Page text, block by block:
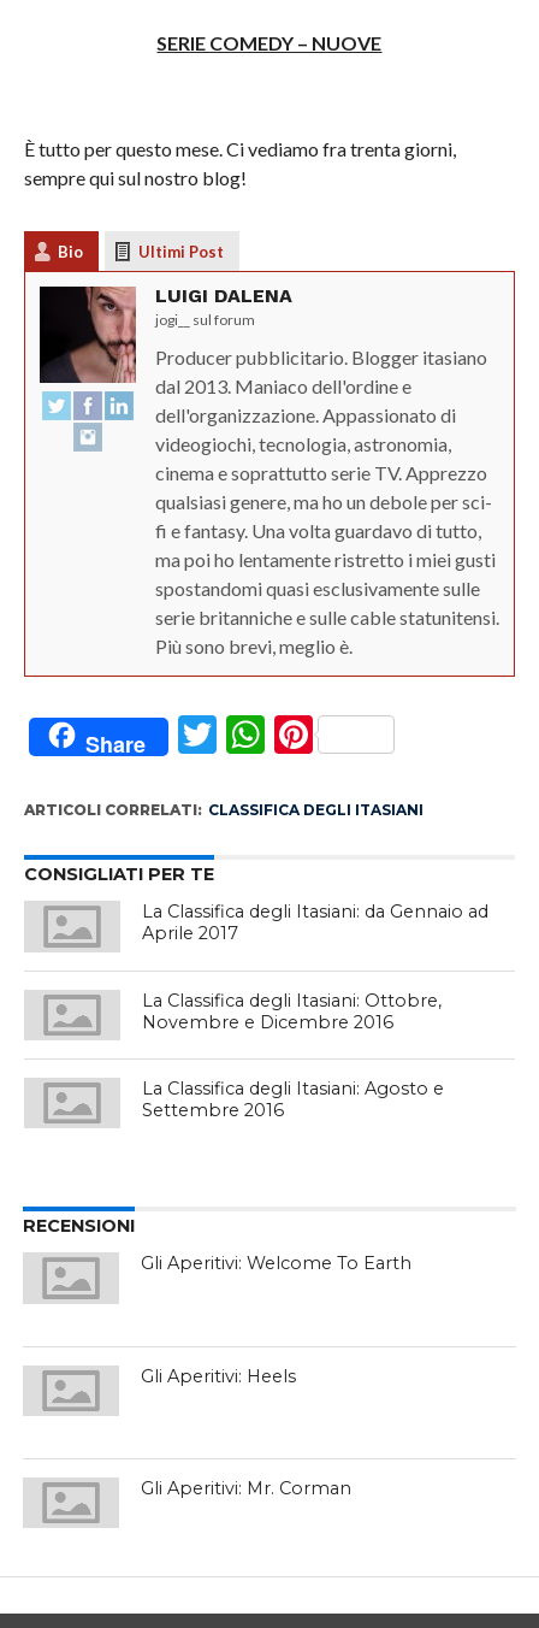
SERIE COMEDY – NUOVE
È tutto per questo mese. Ci vediamo fra trenta giorni,
sempre qui sul nostro blog!
Bio Ultimi Post
LUIGI DALENA
jogi__ sul forum
Producer pubblicitario. Blogger itasiano
dal 2013. Maniaco dell'ordine e
dell'organizzazione. Appassionato di
videogiochi, tecnologia, astronomia,
cinema e soprattutto serie TV. Apprezzo
qualsiasi genere, ma ho un debole per sci-
fi e fantasy. Una volta guardavo di tutto,
ma poi ho lentamente ristretto i miei gusti
spostandomi quasi esclusivamente sulle
serie britanniche e sulle cable statunitensi.
Più sono brevi, meglio è.
Share Twitter
WhatsApp
Pinterest
ARTICOLI CORRELATI: CLASSIFICA DEGLI ITASIANI
CONSIGLIATI PER TE
La Classifica degli Itasiani: da Gennaio ad
Aprile 2017
La Classifica degli Itasiani: Ottobre,
Novembre e Dicembre 2016
La Classifica degli Itasiani: Agosto e
Settembre 2016
RECENSIONI
Gli Aperitivi: Welcome To Earth
Gli Aperitivi: Heels
Gli Aperitivi: Mr. Corman